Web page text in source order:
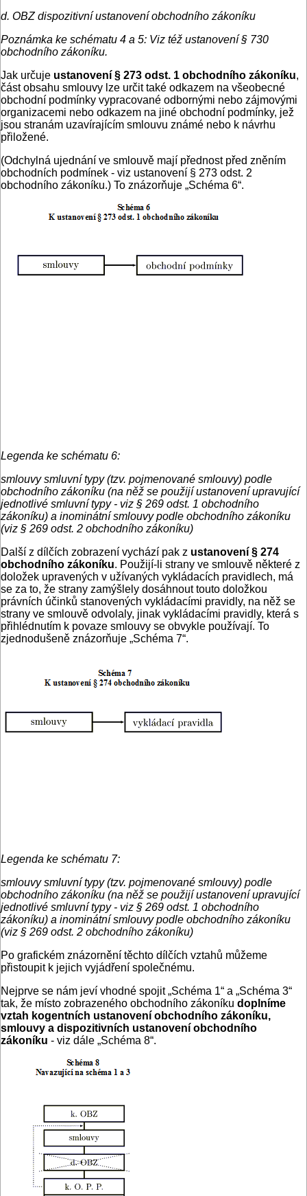
d. OBZ dispozitivní ustanovení obchodního zákoníku
Poznámka ke schématu 4 a 5: Viz též ustanovení § 730
obchodního zákoníku.
Jak určuje ustanovení § 273 odst. 1 obchodního zákoníku,
část obsahu smlouvy lze určit také odkazem na všeobecné
obchodní podmínky vypracované odbornými nebo zájmovými
organizacemi nebo odkazem na jiné obchodní podmínky, jež
jsou stranám uzavírajícím smlouvu známé nebo k návrhu
přiložené.
(Odchylná ujednání ve smlouvě mají přednost před zněním
obchodních podmínek - viz ustanovení § 273 odst. 2
obchodního zákoníku.) To znázorňuje „Schéma 6“.
Legenda ke schématu 6:
smlouvy smluvní typy (tzv. pojmenované smlouvy) podle
obchodního zákoníku (na něž se použijí ustanovení upravující
jednotlivé smluvní typy - viz § 269 odst. 1 obchodního
zákoníku) a inominátní smlouvy podle obchodního zákoníku
(viz § 269 odst. 2 obchodního zákoníku)
Další z dílčích zobrazení vychází pak z ustanovení § 274
obchodního zákoníku. Použijí-li strany ve smlouvě některé z
doložek upravených v užívaných vykládacích pravidlech, má
se za to, že strany zamýšlely dosáhnout touto doložkou
právních účinků stanovených vykládacími pravidly, na něž se
strany ve smlouvě odvolaly, jinak vykládacími pravidly, která s
přihlédnutím k povaze smlouvy se obvykle používají. To
zjednodušeně znázorňuje „Schéma 7“.
Legenda ke schématu 7:
smlouvy smluvní typy (tzv. pojmenované smlouvy) podle
obchodního zákoníku (na něž se použijí ustanovení upravující
jednotlivé smluvní typy - viz § 269 odst. 1 obchodního
zákoníku) a inominátní smlouvy podle obchodního zákoníku
(viz § 269 odst. 2 obchodního zákoníku)
Po grafickém znázornění těchto dílčích vztahů můžeme
přistoupit k jejich vyjádření společnému.
Nejprve se nám jeví vhodné spojit „Schéma 1“ a „Schéma 3“
tak, že místo zobrazeného obchodního zákoníku doplníme
vztah kogentních ustanovení obchodního zákoníku,
smlouvy a dispozitivních ustanovení obchodního
zákoníku - viz dále „Schéma 8“.